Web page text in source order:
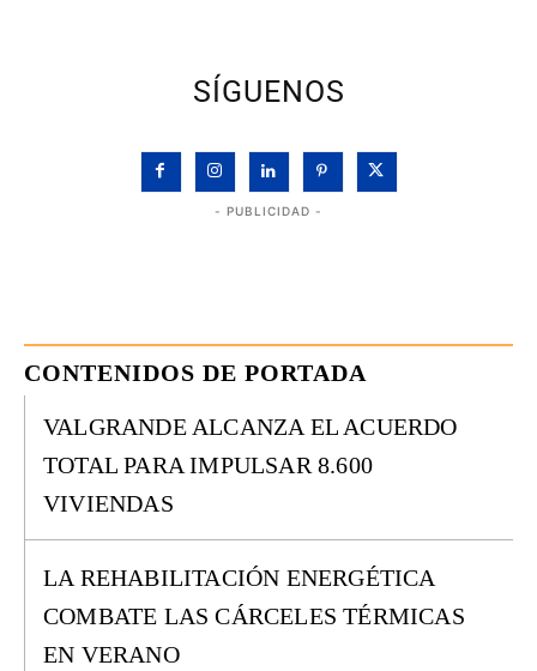
SÍGUENOS
- PUBLICIDAD -
CONTENIDOS DE PORTADA
VALGRANDE ALCANZA EL ACUERDO
TOTAL PARA IMPULSAR 8.600
VIVIENDAS
LA REHABILITACIÓN ENERGÉTICA
COMBATE LAS CÁRCELES TÉRMICAS
EN VERANO